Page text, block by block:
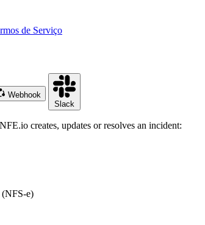
de Serviço
Webhook
Slack
creates, updates or resolves an incident:
(NFS-e)